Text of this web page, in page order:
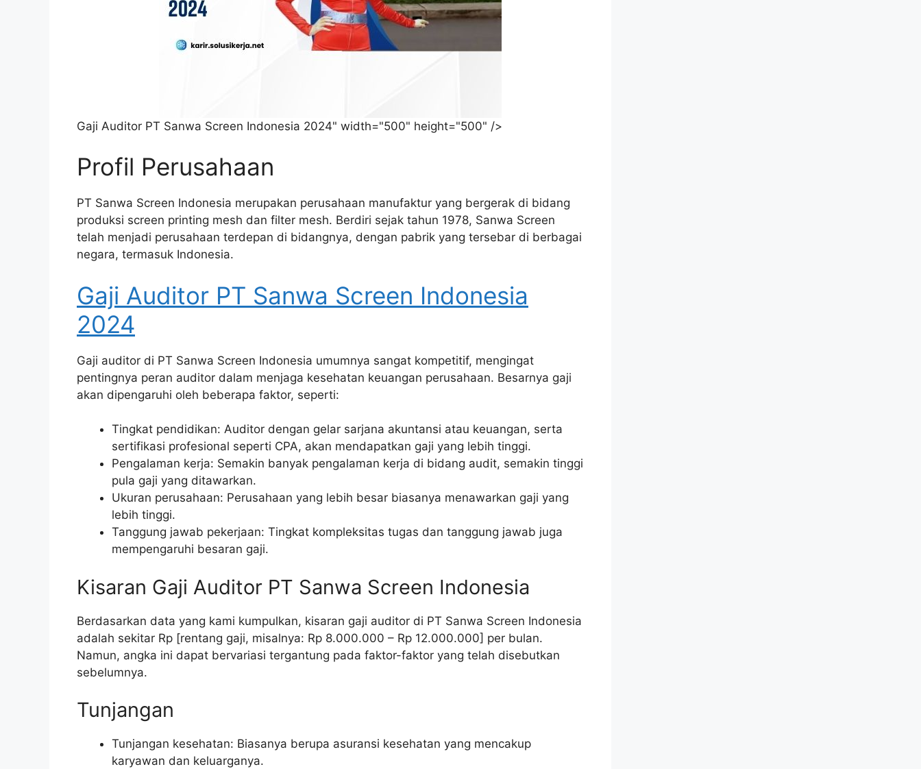
Gaji Auditor PT Sanwa Screen Indonesia 2024" width="500" height="500" />
Profil Perusahaan
PT Sanwa Screen Indonesia merupakan perusahaan manufaktur yang bergerak di bidang
produksi screen printing mesh dan filter mesh. Berdiri sejak tahun 1978, Sanwa Screen
telah menjadi perusahaan terdepan di bidangnya, dengan pabrik yang tersebar di berbagai
negara, termasuk Indonesia.
Gaji Auditor PT Sanwa Screen Indonesia
2024
Gaji auditor di PT Sanwa Screen Indonesia umumnya sangat kompetitif, mengingat
pentingnya peran auditor dalam menjaga kesehatan keuangan perusahaan. Besarnya gaji
akan dipengaruhi oleh beberapa faktor, seperti:
Tingkat pendidikan: Auditor dengan gelar sarjana akuntansi atau keuangan, serta
sertifikasi profesional seperti CPA, akan mendapatkan gaji yang lebih tinggi.
Pengalaman kerja: Semakin banyak pengalaman kerja di bidang audit, semakin tinggi
pula gaji yang ditawarkan.
Ukuran perusahaan: Perusahaan yang lebih besar biasanya menawarkan gaji yang
lebih tinggi.
Tanggung jawab pekerjaan: Tingkat kompleksitas tugas dan tanggung jawab juga
mempengaruhi besaran gaji.
Kisaran Gaji Auditor PT Sanwa Screen Indonesia
Berdasarkan data yang kami kumpulkan, kisaran gaji auditor di PT Sanwa Screen Indonesia
adalah sekitar Rp [rentang gaji, misalnya: Rp 8.000.000 – Rp 12.000.000] per bulan.
Namun, angka ini dapat bervariasi tergantung pada faktor-faktor yang telah disebutkan
sebelumnya.
Tunjangan
Tunjangan kesehatan: Biasanya berupa asuransi kesehatan yang mencakup
karyawan dan keluarganya.